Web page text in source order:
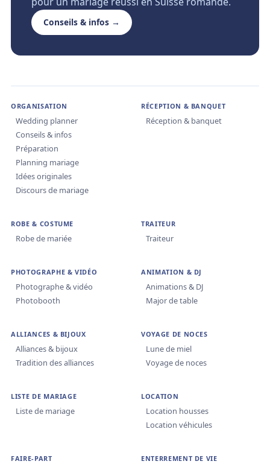
ORGANISATION
Wedding planner
Conseils & infos
Préparation
Planning mariage
Idées originales
Discours de mariage
RÉCEPTION & BANQUET
Réception & banquet
ROBE & COSTUME
Robe de mariée
TRAITEUR
Traiteur
PHOTOGRAPHE & VIDÉO
Photographe & vidéo
Photobooth
ANIMATION & DJ
Animations & DJ
Major de table
ALLIANCES & BIJOUX
Alliances & bijoux
Tradition des alliances
VOYAGE DE NOCES
Lune de miel
Voyage de noces
LISTE DE MARIAGE
Liste de mariage
LOCATION
Location housses
Location véhicules
FAIRE-PART ENTERREMENT DE VIE
Conseils & infos →